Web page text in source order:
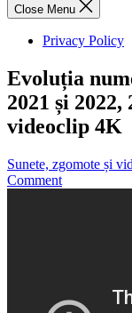
Close Menu
Privacy Policy
Evoluția
2021 și 2022,
videoclip 4K
Sunete, zgomote și
Comment